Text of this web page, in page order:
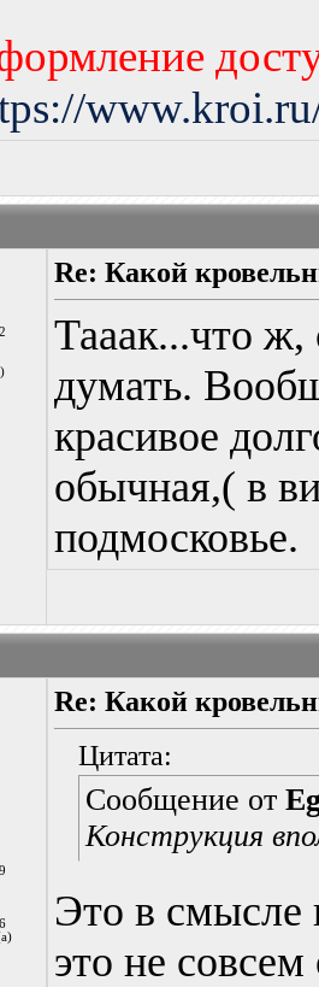
Re: Какой
Тааак...что ж,
думать.
красивое
обычная,( в
подмосковье.
Re: Какой
Цитата:
Сообщение от
Конструкция
Это в смысле
это не